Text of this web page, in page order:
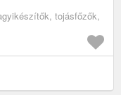
tojásfőzők,